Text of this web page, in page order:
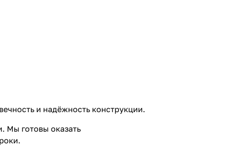
и надёжность конструкции.
Мы готовы оказать